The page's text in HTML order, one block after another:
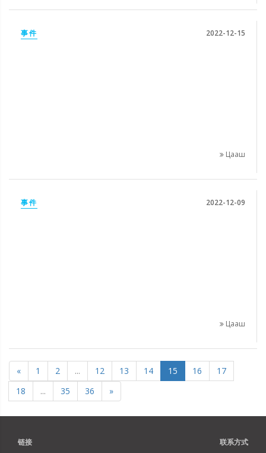
事件 2022-12-15
Цааш
事件 2022-12-09
Цааш
« 1 2 ... 12 13 14 15 16
17
18
... 35 36 »
链接 联系方式